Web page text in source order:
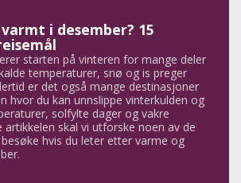
i desember? 15
starten på vinteren for mange deler
temperaturer, snø og is preger
er det også mange destinasjoner
hvor du kan unnslippe vinterkulden og
solfylte dager og vakre
artikkelen skal vi utforske noen av de
hvis du leter etter varme og